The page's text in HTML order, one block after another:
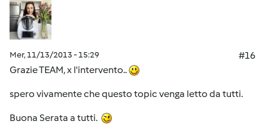
Mer, 11/13/2013 - 15:29
#16
Grazie TEAM, x l'intervento..
spero vivamente che questo topic venga letto da tutti.
Buona Serata a tutti.